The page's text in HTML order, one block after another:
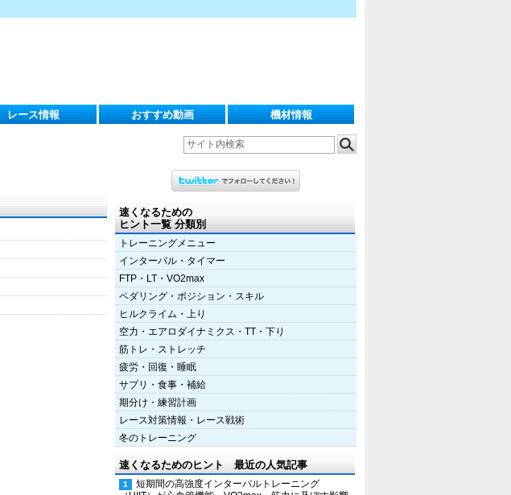
レース情報 おすすめ動画 機材情報
速くなるための
ヒント一覧 分類別
トレーニングメニュー
インターバル・タイマー
FTP・LT・VO2max
ペダリング・ポジション・スキル
ヒルクライム・上り
空力・エアロダイナミクス・TT・下り
筋トレ・ストレッチ
疲労・回復・睡眠
サプリ・食事・補給
期分け・練習計画
レース対策情報・レース戦術
冬のトレーニング
速くなるためのヒント 最近の人気記事
短期間の高強度インターバルトレーニング